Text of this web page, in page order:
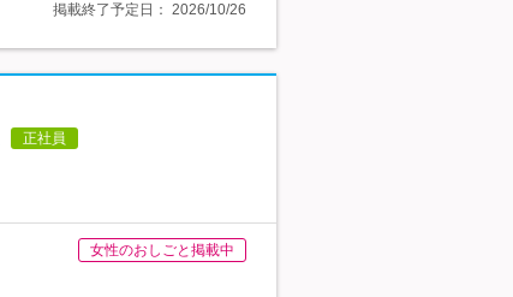
掲載終了予定日： 2026/10/26
正社員
女性のおしごと掲載中